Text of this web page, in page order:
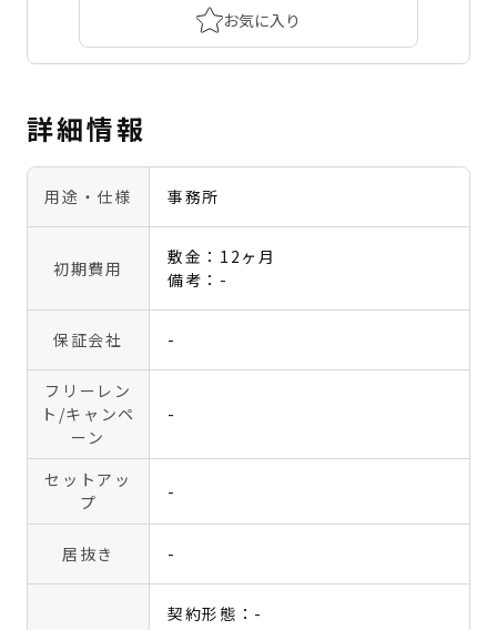
お気に入り
詳細情報
用途・仕様 事務所
初期費用
敷金：12ヶ月
備考：-
保証会社 -
フリーレン
ト /キャンペ
ーン
-
セットアッ
プ
-
居抜き -
契約形態：-